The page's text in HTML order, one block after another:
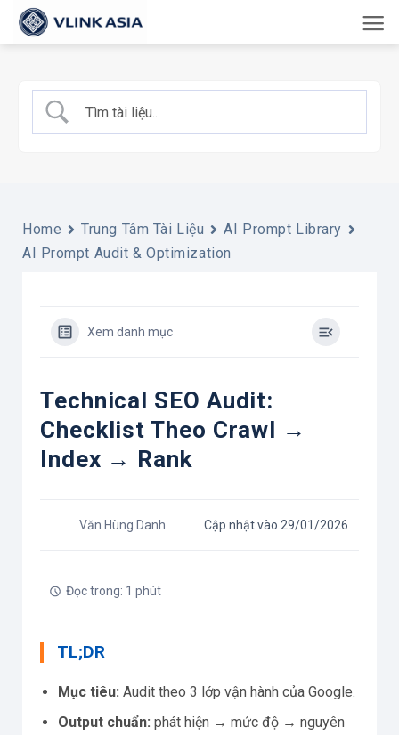
qua
dung
Home Trung Tâm Tài Liệu
AI Prompt Library
AI Prompt Audit & Optimization
Xem danh mục
Technical SEO Audit:
Checklist Theo Crawl →
Index → Rank
Văn Hùng Danh Cập nhật vào 29/01/2026
Đọc trong: 1 phút
TL;DR
Mục tiêu: Audit theo 3 lớp vận hành của Google.
Output chuẩn: phát hiện → mức độ → nguyên